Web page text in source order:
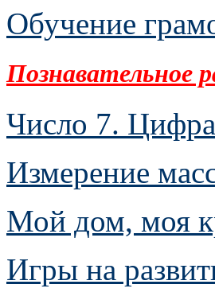
Обучение
Познавательное
Число 7.
Измерение
Мой дом, моя
Игры на